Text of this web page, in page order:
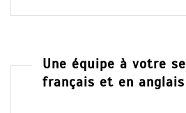
Une équipe à votre
français et en anglais